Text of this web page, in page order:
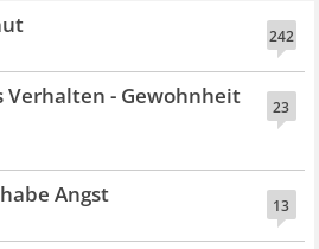
242
23
Verhalten - Gewohnheit
13
Angst